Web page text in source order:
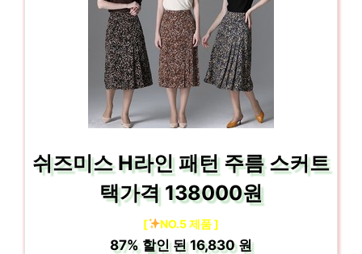
쉬즈미스 H라인 패턴 주름 스커트
택가격 138000원
[ NO.5 제품 ]
87% 할인 된16,830 원